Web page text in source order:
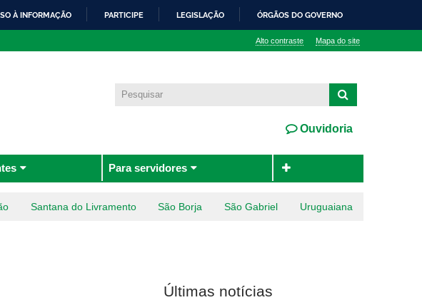
À INFORMAÇÃO PARTICIPE LEGISLAÇÃO ÓRGÃOS DO GOVERNO
Alto contraste Mapa do site
Ouvidoria
Para servidores
Santana do Livramento São Borja São Gabriel Uruguaiana
Últimas notícias